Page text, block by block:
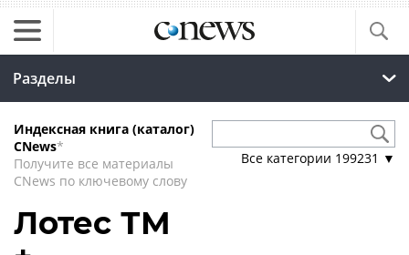
Разделы
Индексная книга (каталог)
CNews*
Получите все материалы
CNews по ключевому слову
Все категории 199231 ▼
Лотес ТМ